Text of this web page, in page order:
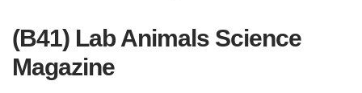
(B41) Lab Animals Science
Magazine